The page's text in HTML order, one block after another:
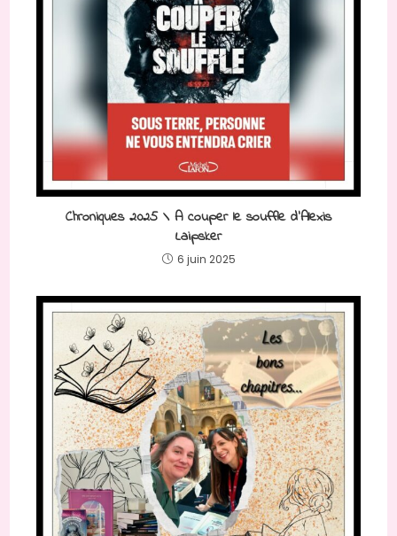
Chroniques 2025 \ A couper le souffle d’Alexis
Laipsker
6 juin 2025